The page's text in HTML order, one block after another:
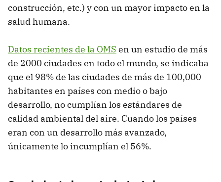
construcción, etc.) y con un mayor impacto en la
salud humana.
Datos recientes de la OMS en un estudio de más
de 2000 ciudades en todo el mundo, se indicaba
que el 98% de las ciudades de más de 100,000
habitantes en países con medio o bajo
desarrollo, no cumplían los estándares de
calidad ambiental del aire. Cuando los países
eran con un desarrollo más avanzado,
únicamente lo incumplían el 56%.